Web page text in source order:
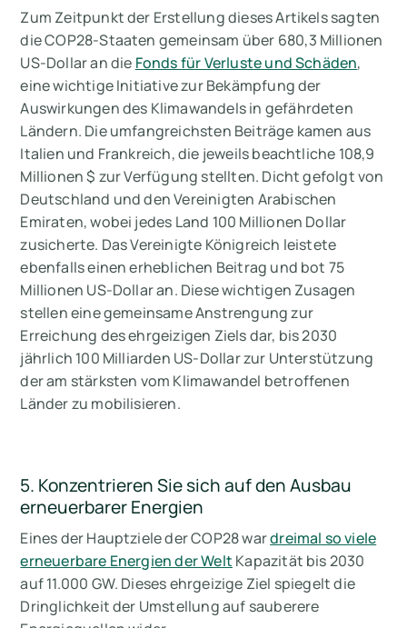
Zum Zeitpunkt der Erstellung dieses Artikels sagten
die COP28-Staaten gemeinsam über 680,3 Millionen
US-Dollar an die Fonds für Verluste und Schäden,
eine wichtige Initiative zur Bekämpfung der
Auswirkungen des Klimawandels in gefährdeten
Ländern. Die umfangreichsten Beiträge kamen aus
Italien und Frankreich, die jeweils beachtliche 108,9
Millionen $ zur Verfügung stellten. Dicht gefolgt von
Deutschland und den Vereinigten Arabischen
Emiraten, wobei jedes Land 100 Millionen Dollar
zusicherte. Das Vereinigte Königreich leistete
ebenfalls einen erheblichen Beitrag und bot 75
Millionen US-Dollar an. Diese wichtigen Zusagen
stellen eine gemeinsame Anstrengung zur
Erreichung des ehrgeizigen Ziels dar, bis 2030
jährlich 100 Milliarden US-Dollar zur Unterstützung
der am stärksten vom Klimawandel betroffenen
Länder zu mobilisieren.
5. Konzentrieren Sie sich auf den Ausbau
erneuerbarer Energien
Eines der Hauptziele der COP28 wardreimal so viele
erneuerbare Energien der Welt Kapazität bis 2030
auf 11.000 GW. Dieses ehrgeizige Ziel spiegelt die
Dringlichkeit der Umstellung auf sauberere